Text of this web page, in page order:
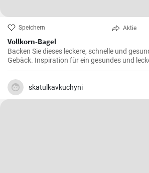
Speichern Aktie
Vollkorn-Bagel
Backen Sie dieses leckere, schnelle und
Gebäck. Inspiration für ein gesundes und
man nie genug haben.
skatulkavkuchyni